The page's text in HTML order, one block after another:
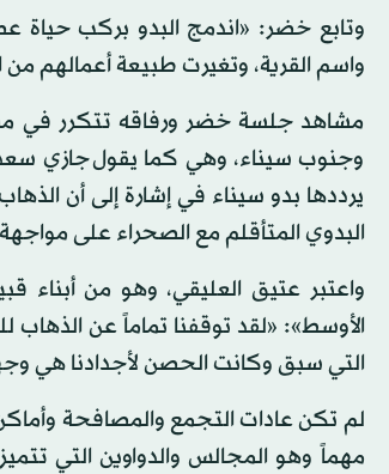
وتابع خضر: «اندمج البدو بركب
واسم القرية، وتغيرت طبيعة أعمالهم من
مشاهد جلسة خضر ورفاقه تتكرر في
وجنوب سيناء، وهي كما يقول جازي
يرددها بدو سيناء في إشارة إلى أن
البدوي المتأقلم مع الصحراء على
واعتبر عتيق العليقي، وهو من أبناء
الأوسط»: «لقد توقفنا تماماً عن الذهاب
التي سبق وكانت الحصن لأجدادنا هي
لم تكن عادات التجمع والمصافحة
مهماً وهو المجالس والدواوين التي